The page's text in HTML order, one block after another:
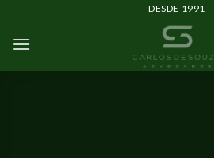
DESDE 1991